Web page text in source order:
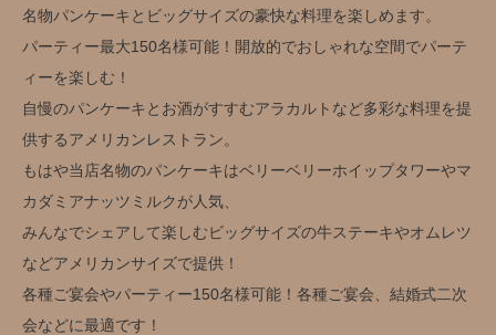
名物パンケーキとビッグサイズの豪快な料理を楽しめます。
パーティー最大150名様可能！開放的でおしゃれな空間でパーテ
ィーを楽しむ！
自慢のパンケーキとお酒がすすむアラカルトなど多彩な料理を提
供するアメリカンレストラン。
もはや当店名物のパンケーキはベリーベリーホイップタワーやマ
カダミアナッツミルクが人気、
みんなでシェアして楽しむビッグサイズの牛ステーキやオムレツ
などアメリカンサイズで提供！
各種ご宴会やパーティー150名様可能！各種ご宴会、結婚式二次
会などに最適です！